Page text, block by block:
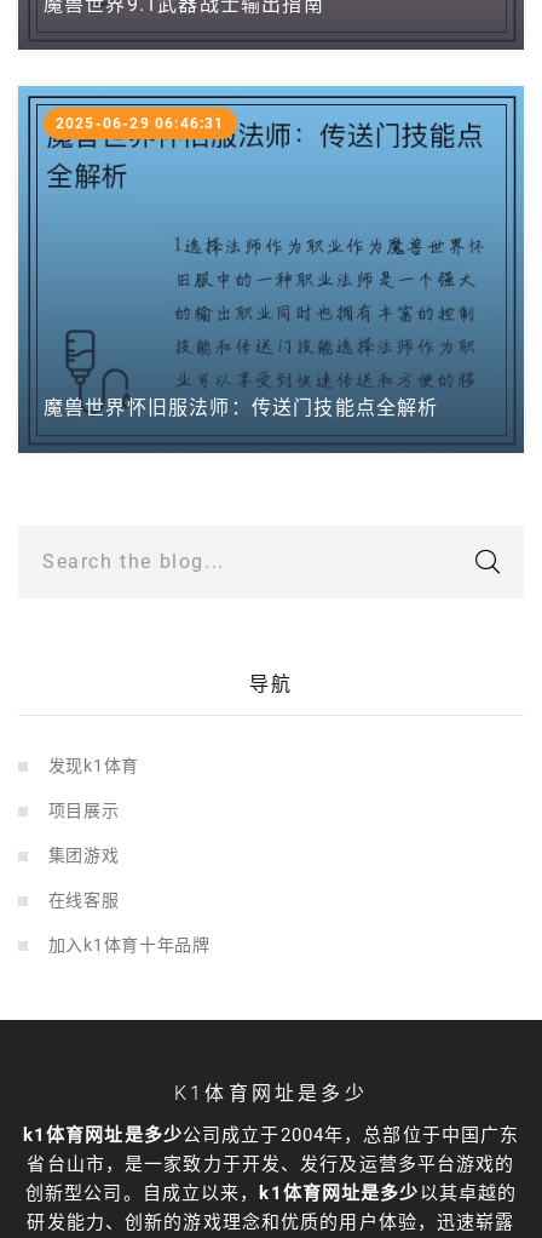
魔兽世界怀旧服法师：传送门技能点全解析
2025-06-29 06:46:31
Search the blog...
导航
发现k1体育
项目展示
集团游戏
在线客服
加入k1体育十年品牌
K1体育网址是多少
k1体育网址是多少公司成立于2004年，总部位于中国广东
省台山市，是一家致力于开发、发行及运营多平台游戏的
创新型公司。自成立以来，
k1体育网址是多少以其卓越的
研发能力、创新的游戏理念和优质的用户体验，迅速崭露